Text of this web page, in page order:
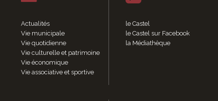
Délibérations 2009
Délibérations 2008
Agenda réunions publiques
Marchés publics
Toutes les actualités
Actualités
Vie municipale
Vie quotidienne
Vie culturelle et patrimoine
Vie économique
Vie associative et sportive
le Castel
le Castel sur Facebook
la Médiathèque